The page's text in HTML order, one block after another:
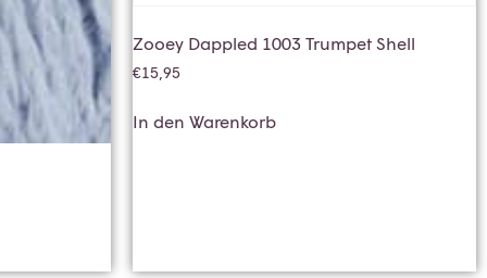
Zooey Dappled 1003 Trumpet Shell
€15,95
In den Warenkorb